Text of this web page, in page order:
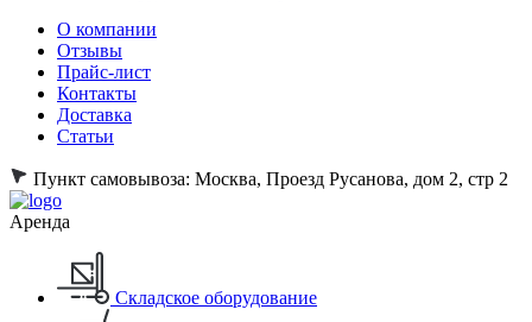
О компании
Отзывы
Прайс-лист
Контакты
Доставка
Статьи
Пункт самовывоза: Москва, Проезд Русанова, дом 2, стр 2
Аренда
Складское оборудование